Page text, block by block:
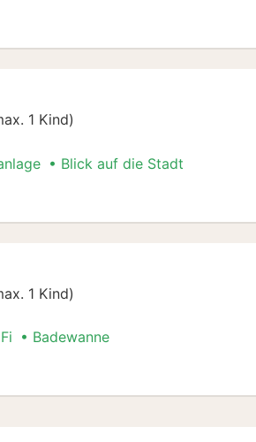
1 Kind)
Blick auf die Stadt
1 Kind)
Badewanne